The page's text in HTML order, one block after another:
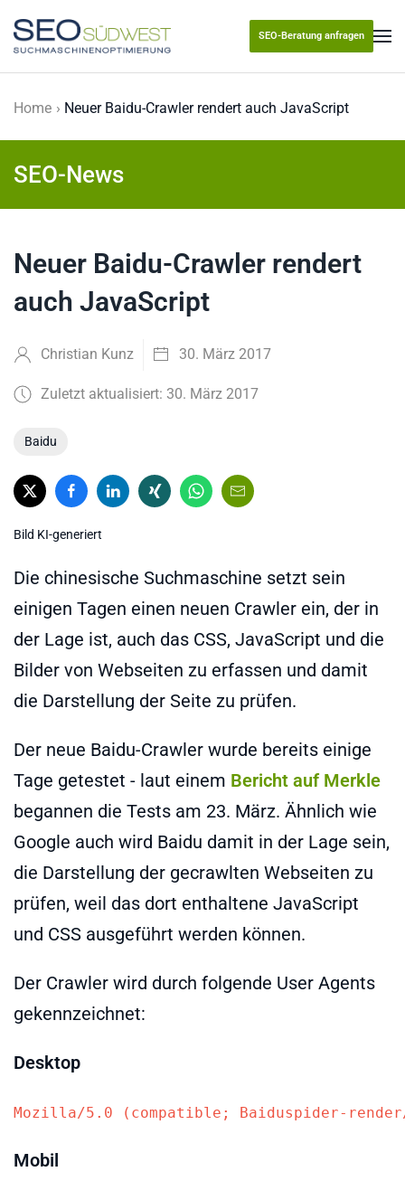
Skip to main content
SEO-Beratung anfragen
Home Neuer Baidu-Crawler rendert auch JavaScript
SEO-News
Neuer Baidu-Crawler rendert
auch JavaScript
Christian Kunz 30. März 2017
Zuletzt aktualisiert: 30. März 2017
Baidu
Bild KI-generiert
Die chinesische Suchmaschine setzt sein
einigen Tagen einen neuen Crawler ein, der in
der Lage ist, auch das CSS, JavaScript und die
Bilder von Webseiten zu erfassen und damit
die Darstellung der Seite zu prüfen.
Der neue Baidu-Crawler wurde bereits einige
Tage getestet - laut einem Bericht auf Merkle
begannen die Tests am 23. März. Ähnlich wie
Google auch wird Baidu damit in der Lage sein,
die Darstellung der gecrawlten Webseiten zu
prüfen, weil das dort enthaltene JavaScript
und CSS ausgeführt werden können.
Der Crawler wird durch folgende User Agents
gekennzeichnet:
Desktop
Mozilla/5.0 (compatible; Baiduspider-
Mobil